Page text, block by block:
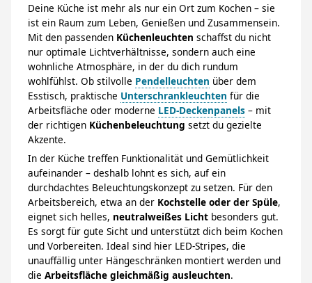
Deine Küche ist mehr als nur ein Ort zum Kochen – sie
ist ein Raum zum Leben, Genießen und Zusammensein.
Mit den passenden Küchenleuchten schaffst du nicht
nur optimale Lichtverhältnisse, sondern auch eine
wohnliche Atmosphäre, in der du dich rundum
wohlfühlst. Ob stilvolle Pendelleuchten über dem
Esstisch, praktische Unterschrankleuchten für die
Arbeitsfläche oder moderne LED-Deckenpanels – mit
der richtigen Küchenbeleuchtung setzt du gezielte
Akzente.
In der Küche treffen Funktionalität und Gemütlichkeit
aufeinander – deshalb lohnt es sich, auf ein
durchdachtes Beleuchtungskonzept zu setzen. Für den
Arbeitsbereich, etwa an der Kochstelle oder der Spüle,
eignet sich helles, neutralweißes Licht besonders gut.
Es sorgt für gute Sicht und unterstützt dich beim Kochen
und Vorbereiten. Ideal sind hier LED-Stripes, die
unauffällig unter Hängeschränken montiert werden und
die Arbeitsfläche gleichmäßig ausleuchten.